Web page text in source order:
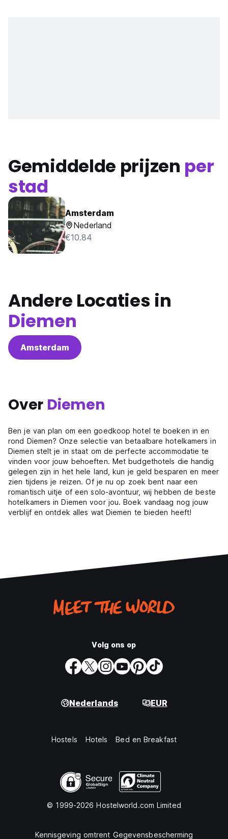
Gemiddelde prijzen per
stad
Amsterdam
Nederland
€10.84
Andere Locaties in
Diemen
Amsterdam
Over Diemen
Ben je van plan om een goedkoop hotel te boeken in en
rond Diemen? Onze selectie van betaalbare hotelkamers in
Diemen stelt je in staat om de perfecte accommodatie te
vinden voor jouw behoeften. Met budgethotels die handig
gelegen zijn in het hele land, kun je geld besparen en meer
zien tijdens je reizen. Of je nu op zoek bent naar een
romantisch uitje of een solo-avontuur, wij hebben de beste
hotelkamers in Diemen voor jou. Boek vandaag nog jouw
verblijf en ontdek alles wat Diemen te bieden heeft!
Volg ons op
Nederlands EUR
Hostels Hotels Bed en Breakfast
© 1999-2026 Hostelworld.com Limited
Kennisgeving omtrent Gegevensbescherming